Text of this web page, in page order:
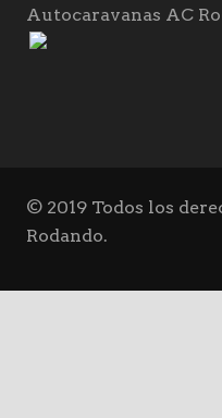
Autocaravanas AC
© 2019 Todos los
Rodando.